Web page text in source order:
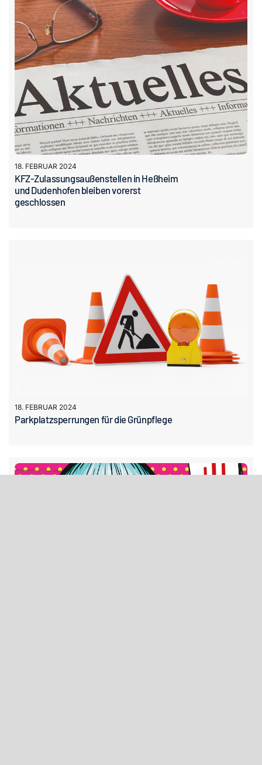
18. FEBRUAR 2024
KFZ-Zulassungsaußenstellen in Heßheim
und Dudenhofen bleiben vorerst
geschlossen
18. FEBRUAR 2024
Parkplatzsperrungen für die Grünpflege